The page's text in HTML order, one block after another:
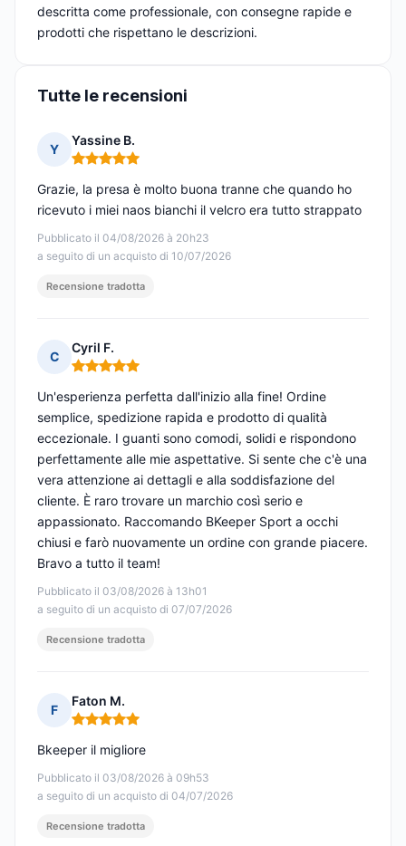
descritta come professionale, con consegne rapide e
prodotti che rispettano le descrizioni.
Tutte le recensioni
Y
Yassine B.
Nota: 5 su 5
Pubblicato il 04/08/2026 à 20h23
a seguito di un acquisto di 10/07/2026
Grazie, la presa è molto buona tranne che quando ho
ricevuto i miei naos bianchi il velcro era tutto strappato
Recensione tradotta
C
Cyril F.
Nota: 5 su 5
Pubblicato il 03/08/2026 à 13h01
a seguito di un acquisto di 07/07/2026
Un'esperienza perfetta dall'inizio alla fine! Ordine
semplice, spedizione rapida e prodotto di qualità
eccezionale. I guanti sono comodi, solidi e rispondono
perfettamente alle mie aspettative. Si sente che c'è una
vera attenzione ai dettagli e alla soddisfazione del
cliente. È raro trovare un marchio così serio e
appassionato. Raccomando BKeeper Sport a occhi
chiusi e farò nuovamente un ordine con grande piacere.
Bravo a tutto il team!
Recensione tradotta
F
Faton M.
Nota: 5 su 5
Pubblicato il 03/08/2026 à 09h53
a seguito di un acquisto di 04/07/2026
Bkeeper il migliore
Recensione tradotta